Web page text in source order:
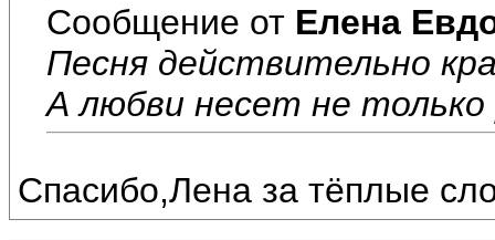
Сообщение от Елена
Песня действительно
А любви несет не
Спасибо,Лена за тёплые